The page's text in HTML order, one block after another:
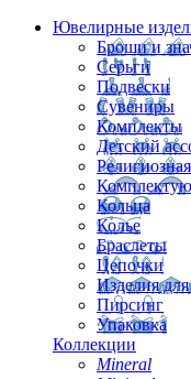
Ювелирные
Броши и
Серьги
Подвески
Сувениры
Комплекты
Детский
Кольца
Колье
Браслеты
Цепочки
Изделия
Пирсинг
Упаковка
Коллекции
Mineral